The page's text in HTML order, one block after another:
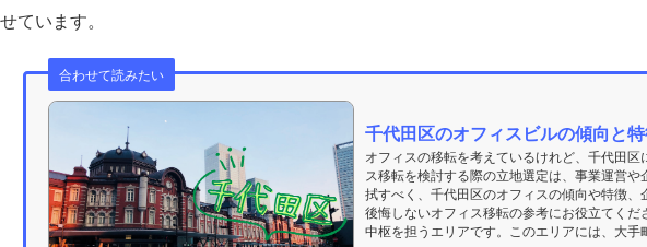
せています。
合わせて読みたい
千代田区のオフィスビルの傾向と
オフィスの移転を考えているけれど、千代田
ス移転を検討する際の立地選定は、事業運営
拭すべく、千代田区のオフィスの傾向や特徴、
後悔しないオフィス移転の参考にお役立てく
中枢を担うエリアです。このエリアには、大手